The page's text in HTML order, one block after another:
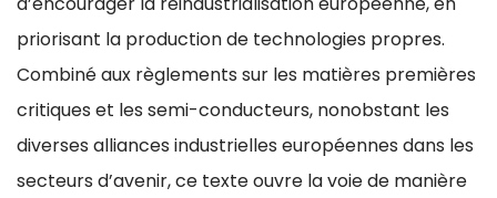
priorisant la production de technologies propres.
Combiné aux règlements sur les matières premières
critiques et les semi-conducteurs, nonobstant les
diverses alliances industrielles européennes dans les
secteurs d’avenir, ce texte ouvre la voie de manière